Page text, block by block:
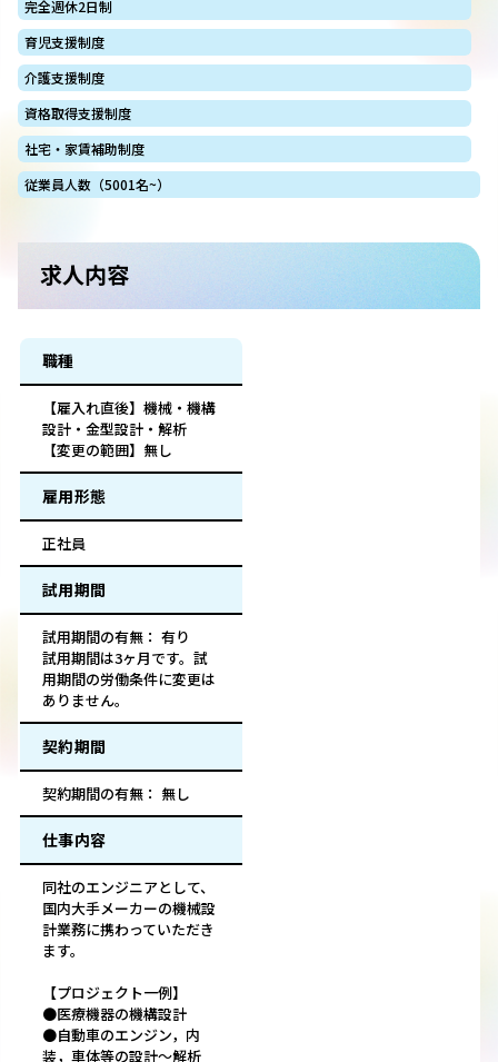
完全週休2日制
育児支援制度
介護支援制度
資格取得支援制度
社宅・家賃補助制度
従業員人数（5001名~）
求人内容
職種
【雇入れ直後】機械・機構
設計・金型設計・解析
【変更の範囲】無し
雇用形態
正社員
試用期間
試用期間の有無： 有り
試用期間は3ヶ月です。試
用期間の労働条件に変更は
ありません。
契約期間
契約期間の有無： 無し
仕事内容
同社のエンジニアとして、
国内大手メーカーの機械設
計業務に携わっていただき
ます。
【プロジェクト一例】
●医療機器の機構設計
●自動車のエンジン，内
装，車体等の設計～解析